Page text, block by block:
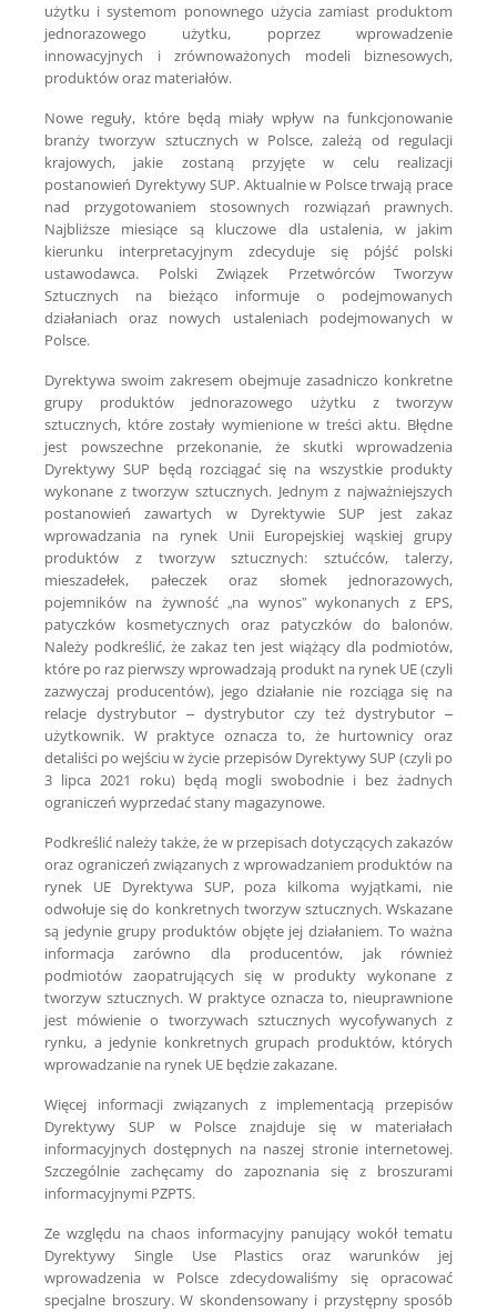
użytku i systemom ponownego użycia zamiast produktom
jednorazowego użytku, poprzez wprowadzenie
innowacyjnych i zrównoważonych modeli biznesowych,
produktów oraz materiałów.
Nowe reguły, które będą miały wpływ na funkcjonowanie
branży tworzyw sztucznych w Polsce, zależą od regulacji
krajowych, jakie zostaną przyjęte w celu realizacji
postanowień Dyrektywy SUP. Aktualnie w Polsce trwają prace
nad przygotowaniem stosownych rozwiązań prawnych.
Najbliższe miesiące są kluczowe dla ustalenia, w jakim
kierunku interpretacyjnym zdecyduje się pójść polski
ustawodawca. Polski Związek Przetwórców Tworzyw
Sztucznych na bieżąco informuje o podejmowanych
działaniach oraz nowych ustaleniach podejmowanych w
Polsce.
Dyrektywa swoim zakresem obejmuje zasadniczo konkretne
grupy produktów jednorazowego użytku z tworzyw
sztucznych, które zostały wymienione w treści aktu. Błędne
jest powszechne przekonanie, że skutki wprowadzenia
Dyrektywy SUP będą rozciągać się na wszystkie produkty
wykonane z tworzyw sztucznych. Jednym z najważniejszych
postanowień zawartych w Dyrektywie SUP jest zakaz
wprowadzania na rynek Unii Europejskiej wąskiej grupy
produktów z tworzyw sztucznych: sztućców, talerzy,
mieszadełek, pałeczek oraz słomek jednorazowych,
pojemników na żywność „na wynos” wykonanych z EPS,
patyczków kosmetycznych oraz patyczków do balonów.
Należy podkreślić, że zakaz ten jest wiążący dla podmiotów,
które po raz pierwszy wprowadzają produkt na rynek UE (czyli
zazwyczaj producentów), jego działanie nie rozciąga się na
relacje dystrybutor – dystrybutor czy też dystrybutor –
użytkownik. W praktyce oznacza to, że hurtownicy oraz
detaliści po wejściu w życie przepisów Dyrektywy SUP (czyli po
3 lipca 2021 roku) będą mogli swobodnie i bez żadnych
ograniczeń wyprzedać stany magazynowe.
Podkreślić należy także, że w przepisach dotyczących zakazów
oraz ograniczeń związanych z wprowadzaniem produktów na
rynek UE Dyrektywa SUP, poza kilkoma wyjątkami, nie
odwołuje się do konkretnych tworzyw sztucznych. Wskazane
są jedynie grupy produktów objęte jej działaniem. To ważna
informacja zarówno dla producentów, jak również
podmiotów zaopatrujących się w produkty wykonane z
tworzyw sztucznych. W praktyce oznacza to, nieuprawnione
jest mówienie o tworzywach sztucznych wycofywanych z
rynku, a jedynie konkretnych grupach produktów, których
wprowadzanie na rynek UE będzie zakazane.
Więcej informacji związanych z implementacją przepisów
Dyrektywy SUP w Polsce znajduje się w materiałach
informacyjnych dostępnych na naszej stronie internetowej.
Szczególnie zachęcamy do zapoznania się z broszurami
informacyjnymi PZPTS.
Ze względu na chaos informacyjny panujący wokół tematu
Dyrektywy Single Use Plastics oraz warunków jej
wprowadzenia w Polsce zdecydowaliśmy się opracować
specjalne broszury. W skondensowany i przystępny sposób